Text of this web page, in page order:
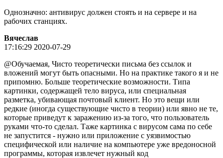
Однозначно: антивирус должен стоять и на сервере и на
рабочих станциях.
Вячeслaв
17:16:29 2020-07-29
@Обучаемая, Чисто теоретически письма без ссылок и
вложений могут быть опасными. Но на практике такого я и не
припомню. Больше теоретические возможности. Типа
картинки, содержащей тело вируса, или специальная
разметка, убивающая почтовый клиент. Но это вещи или
редкие (иногда существующие чисто в теории) или явно не те,
которые приведут к заражению из-за того, что пользователь
руками что-то сделал. Таже картинка с вирусом сама по себе
не запустится - нужно или приложение с уязвимостью
специфической или наличие на компьютере уже вредоносной
программы, которая извлечет нужный код